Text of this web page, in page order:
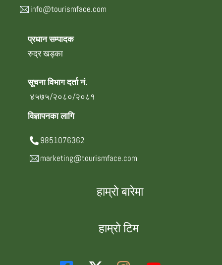
info@tourismface.com
प्रधान सम्पादक
रुद्र खड्का
सूचना विभाग दर्ता नं.
४५७५/२०८०/२०८१
विज्ञापनका लागि
9851076362
marketing@tourismface.com
हाम्रो बारेमा
हाम्रो टिम